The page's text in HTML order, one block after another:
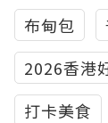
布甸包
2026香港
打卡美食